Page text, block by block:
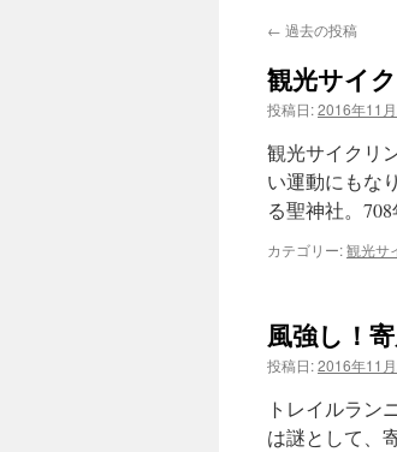
ツ
← 過去の投稿
観光サイ
投稿日:2016年11
観光サイクリ
い運動にもな
る聖神社。
カテゴリー:観光サ
風強し！
投稿日:2016年11
トレイルラン
は謎として、